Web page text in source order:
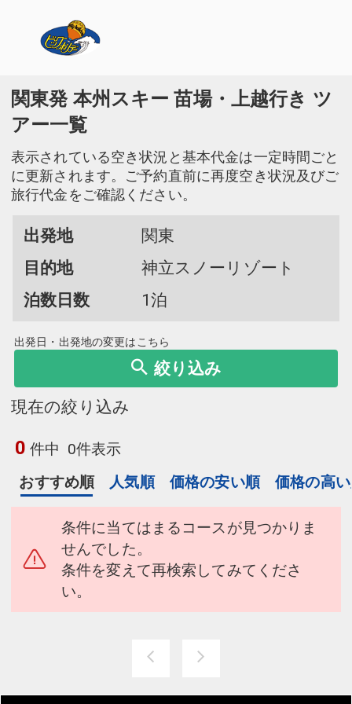
関東発 本州スキー 苗場・上越行き ツ
アー一覧
表示されている空き状況と基本代金は一定時間ごと
に更新されます。ご予約直前に再度空き状況及びご
旅行代金をご確認ください。
出発地
関東
目的地
神立スノーリゾート
泊数日数
1泊
出発日・出発地の変更はこちら
絞り込み
現在の絞り込み
0 件中 0件表示
おすすめ順
人気順 価格の安い順 価格の高
条件に当てはまるコースが見つかりま
せんでした。
条件を変えて再検索してみてくださ
い。